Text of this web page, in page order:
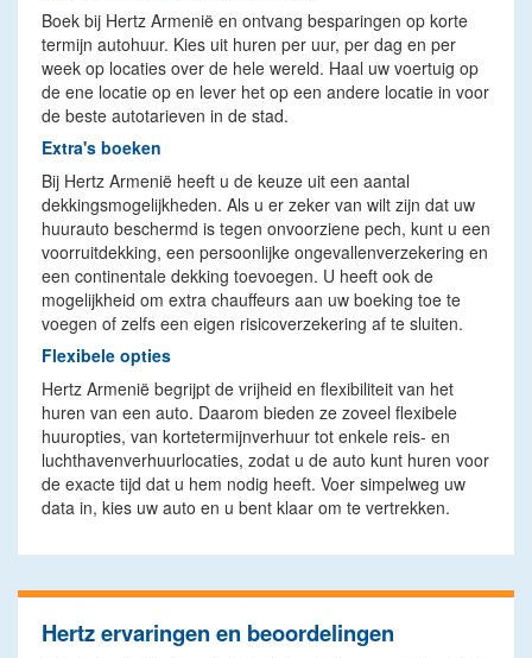
Boek bij Hertz Armenië en ontvang besparingen op korte
termijn autohuur. Kies uit huren per uur, per dag en per
week op locaties over de hele wereld. Haal uw voertuig op
de ene locatie op en lever het op een andere locatie in voor
de beste autotarieven in de stad.
Extra's boeken
Bij Hertz Armenië heeft u de keuze uit een aantal
dekkingsmogelijkheden. Als u er zeker van wilt zijn dat uw
huurauto beschermd is tegen onvoorziene pech, kunt u een
voorruitdekking, een persoonlijke ongevallenverzekering en
een continentale dekking toevoegen. U heeft ook de
mogelijkheid om extra chauffeurs aan uw boeking toe te
voegen of zelfs een eigen risicoverzekering af te sluiten.
Flexibele opties
Hertz Armenië begrijpt de vrijheid en flexibiliteit van het
huren van een auto. Daarom bieden ze zoveel flexibele
huuropties, van kortetermijnverhuur tot enkele reis- en
luchthavenverhuurlocaties, zodat u de auto kunt huren voor
de exacte tijd dat u hem nodig heeft. Voer simpelweg uw
data in, kies uw auto en u bent klaar om te vertrekken.
Hertz ervaringen en beoordelingen